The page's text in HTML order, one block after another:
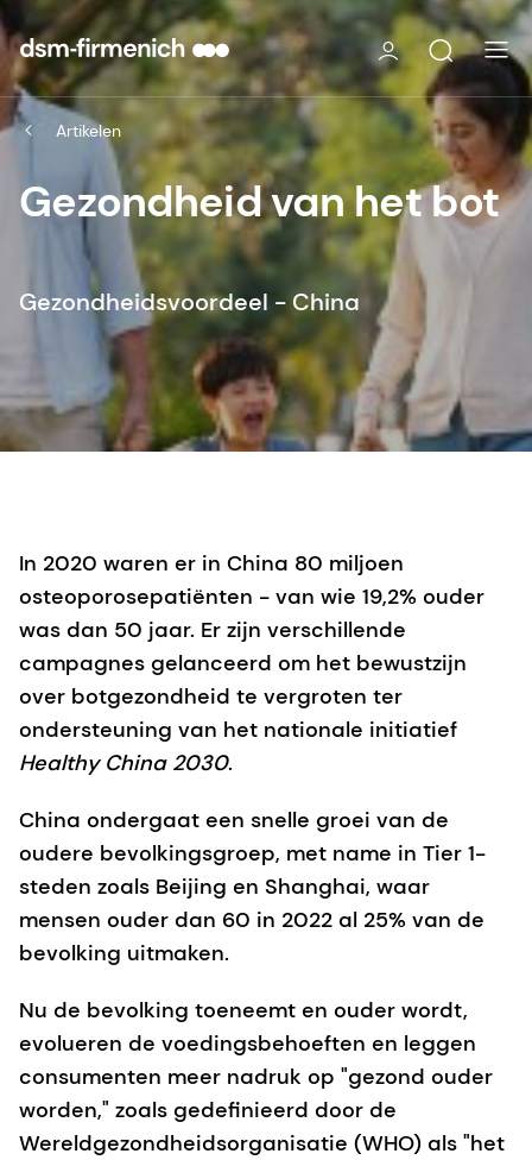
Artikelen
Gezondheid van het bot
Gezondheidsvoordeel - China
In 2020 waren er in China 80 miljoen
osteoporosepatiënten - van wie 19,2% ouder
was dan 50 jaar. Er zijn verschillende
campagnes gelanceerd om het bewustzijn
over botgezondheid te vergroten ter
ondersteuning van het nationale initiatief
Healthy China 2030.
China ondergaat een snelle groei van de
oudere bevolkingsgroep, met name in Tier 1-
steden zoals Beijing en Shanghai, waar
mensen ouder dan 60 in 2022 al 25% van de
bevolking uitmaken.
Nu de bevolking toeneemt en ouder wordt,
evolueren de voedingsbehoeften en leggen
consumenten meer nadruk op "gezond ouder
worden," zoals gedefinieerd door de
Wereldgezondheidsorganisatie (WHO) als "het